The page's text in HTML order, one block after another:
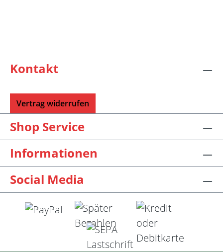
Kontakt
Vertrag widerrufen
Shop Service
Informationen
Social Media